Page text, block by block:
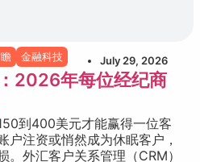
金融科技 July 29, 2026
2026年每位经纪商
到400美元才能赢得一位客
户注资或悄然成为休眠客户，
外汇客户关系管理（CRM）